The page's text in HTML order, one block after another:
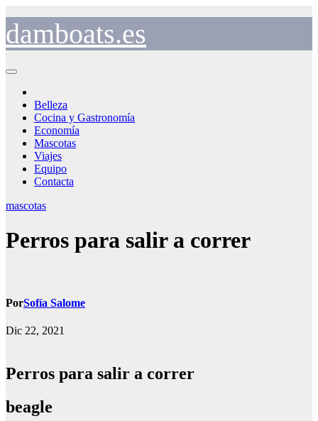
contenido
damboats.es
Belleza
Cocina y Gastronomía
Economía
Mascotas
Viajes
Equipo
Contacta
mascotas
Perros para salir a correr
PorSofía Salome
Dic 22, 2021
Perros para salir a correr
beagle